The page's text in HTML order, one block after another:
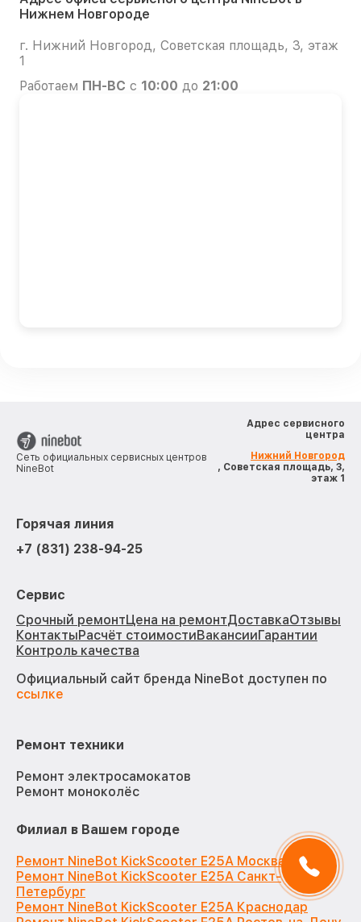
Нижнем Новгороде
г. Нижний Новгород, Советская площадь, 3, этаж
1
Работаем ПН-ВС с 10:00 до 21:00
Сеть официальных сервисных центров
NineBot
Адрес сервисного
центра
Нижний Новгород
, Советская площадь, 3,
этаж 1
Горячая линия
+7 (831) 238-94-25
Сервис
Срочный ремонтЦена на ремонтДоставкаОтзывы
КонтактыРасчёт стоимостиВакансииГарантии
Контроль качества
Официальный сайт бренда NineBot доступен по
ссылке
Ремонт техники
Ремонт электросамокатов
Ремонт моноколёс
Филиал в Вашем городе
Ремонт NineBot KickScooter E25A Москва
Ремонт NineBot KickScooter E25A Санкт-
Петербург
Ремонт NineBot KickScooter E25A Краснодар